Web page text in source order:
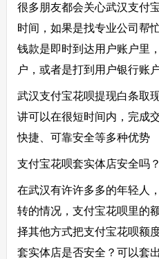
很多朋友都会关心武汉支付
时间，如果是找专业公司帮
钱款是即时到达用户账户里
户，或者是打到用户银行账
武汉支付宝花呗提现白条取
讲可以在很短时间内，完成
快捷、可靠安全等多种优势
支付宝花呗套实体店安全吗
在武汉有许许多多的年轻人
转的情况，支付宝花呗里的
择其他方式把支付宝花呗额
套实体店是否安全？可以套